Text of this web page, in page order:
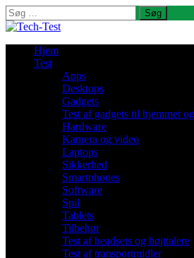
Søg
efter:
Hjem
Test
Apps
Desktops
Gadgets
Test af gadgets til hjemmet
Hardware
Kamera og video
Laptops
Sikkerhed
Smartphones
Software
Spil
Tablets
Tilbehør
Test af headsets og højttalere
Test af transportmidler